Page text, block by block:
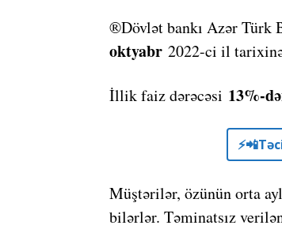
®Dövlət bankı Azər Türk
oktyabr 2022-ci il
İllik faiz dərəcəsi 13%-
Müştərilər, özünün orta
bilərlər. Təminatsız